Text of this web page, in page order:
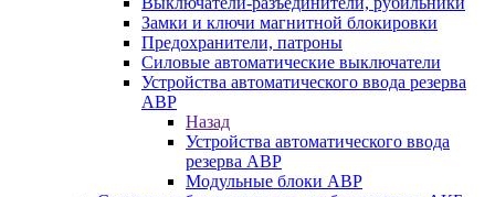
Замки и ключи магнитной блокировки
Предохранители, патроны
Силовые автоматические выключатели
Устройства автоматического ввода резерва
АВР
Назад
Устройства автоматического ввода
резерва АВР
Модульные блоки АВР